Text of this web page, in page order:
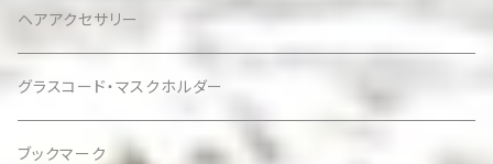
ヘアアクセサリー
グラスコード・マスクホルダー
ブックマーク